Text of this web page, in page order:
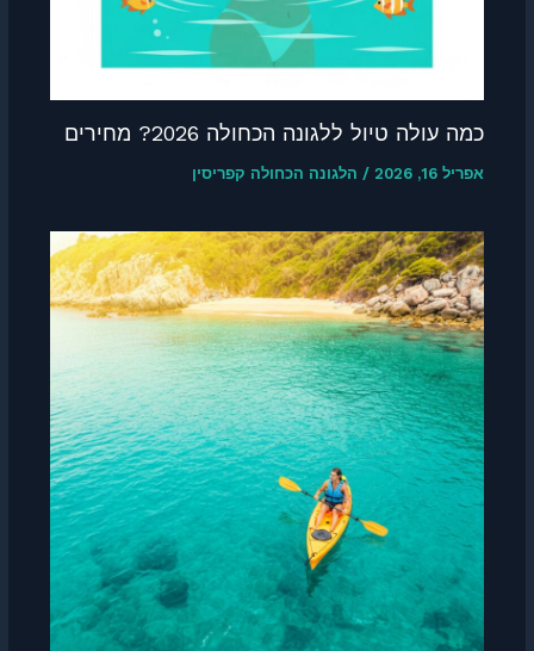
כמה עולה טיול ללגונה הכחולה 2026? מחירים
אפריל 16, 2026 / הלגונה הכחולה קפריסין